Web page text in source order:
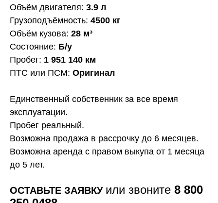
Объём двигателя: 3.9 л
Грузоподъёмность: 4500 кг
Объём кузова: 28 м³
Состояние: Б/у
Пробег: 1 951 140 км
ПТС или ПСМ: Оригинал
Единственный собственник за все время
эксплуатации.
Пробег реальный.
Возможна продажа в рассрочку до 6 месяцев.
Возможна аренда с правом выкупа от 1 месяца
до 5 лет.
ОСТАВЬТЕ ЗАЯВКУ или звоните 8 800